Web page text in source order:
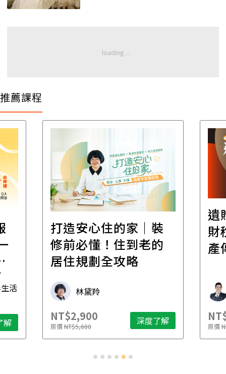
推薦課程
活
解
打造安心住的家｜裝
修前必懂！住到老的
居住規劃全攻略
林黛羚
NT$2,900
原價NT$5,600 深度了解
遺
財
產
原價